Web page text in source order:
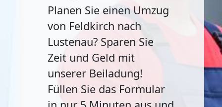
Planen Sie einen Umzug
von Feldkirch nach
Lustenau? Sparen Sie
Zeit und Geld mit
unserer Beiladung!
Füllen Sie das Formular